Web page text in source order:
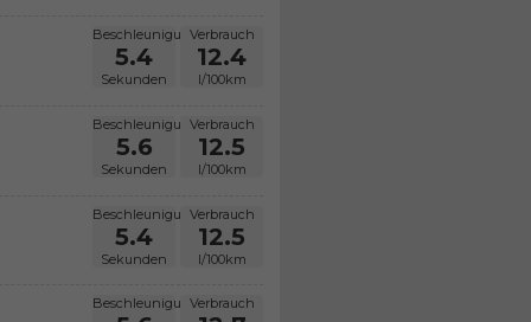
Beschleunigung
5.4
Sekunden
Verbrauch
12.4
l/100km
Beschleunigung
5.6
Sekunden
Verbrauch
12.5
l/100km
Beschleunigung
5.4
Sekunden
Verbrauch
12.5
l/100km
BeschleunigungVerbrauch